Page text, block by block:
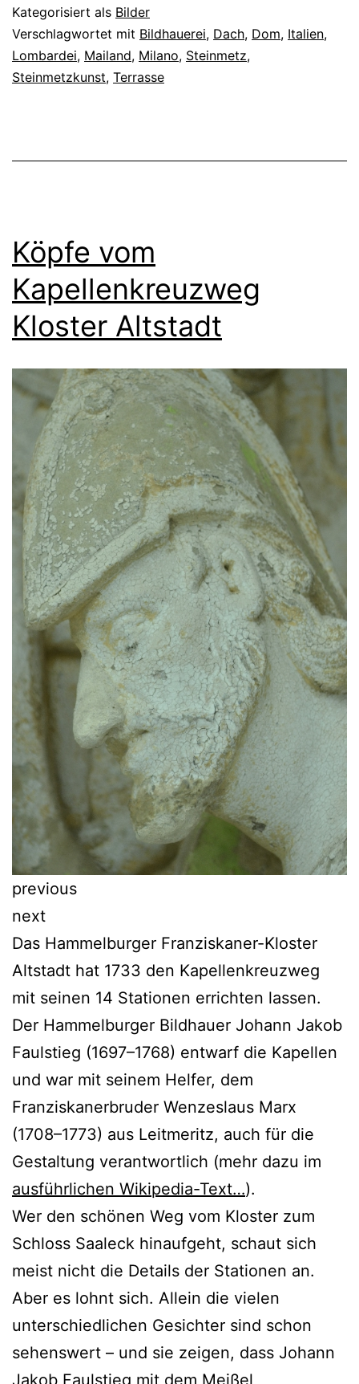
Kategorisiert als Bilder
Verschlagwortet mit Bildhauerei, Dach, Dom, Italien,
Lombardei, Mailand, Milano, Steinmetz,
Steinmetzkunst, Terrasse
Köpfe vom
Kapellenkreuzweg
Kloster Altstadt
previous
next
Das Hammelburger Franziskaner-Kloster
Altstadt hat 1733 den Kapellenkreuzweg
mit seinen 14 Stationen errichten lassen.
Der Hammelburger Bildhauer Johann Jakob
Faulstieg (1697–1768) entwarf die Kapellen
und war mit seinem Helfer, dem
Franziskanerbruder Wenzeslaus Marx
(1708–1773) aus Leitmeritz, auch für die
Gestaltung verantwortlich (mehr dazu im
ausführlichen Wikipedia-Text…).
Wer den schönen Weg vom Kloster zum
Schloss Saaleck hinaufgeht, schaut sich
meist nicht die Details der Stationen an.
Aber es lohnt sich. Allein die vielen
unterschiedlichen Gesichter sind schon
sehenswert – und sie zeigen, dass Johann